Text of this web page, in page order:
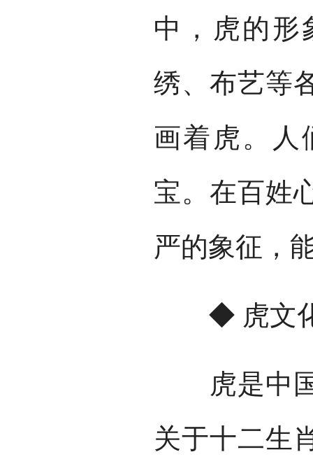
中，虎的形
绣、布艺等
画着虎。人
宝。在百姓
严的象征，
◆ 虎文化
虎是中国
关于十二生